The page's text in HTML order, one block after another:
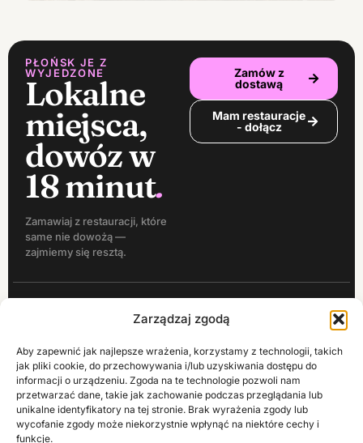
Zarządzaj zgodą
Aby zapewnić jak najlepsze wrażenia, korzystamy z technologii, takich
jak pliki cookie, do przechowywania i/lub uzyskiwania dostępu do
informacji o urządzeniu. Zgoda na te technologie pozwoli nam
przetwarzać dane, takie jak zachowanie podczas przeglądania lub
unikalne identyfikatory na tej stronie. Brak wyrażenia zgody lub
wycofanie zgody może niekorzystnie wpłynąć na niektóre cechy i
funkcje.
PŁOŃSK JE Z
WYJEDZONE
Lokalne
miejsca,
dowóz w
18 minut.
Zamawiaj z restauracji, które
same nie dowożą —
zajmiemy się resztą.
Zamów z
dostawą
Mam restauracje
- dołącz
lokalna platforma
zamówień jedzenia
w Płońsku i
okolicach. Z
dowozem nawet z
restauracji bez
Historia
zamówień
Zbieranie
punktów
Koszt dostawy
Pomoc
POBIERZ
Z
Play
POBIERZ
W
App
Store